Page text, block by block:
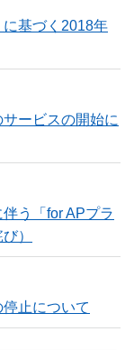
に基づく2018年
ービスの開始に
う「for APプラ
）
止について